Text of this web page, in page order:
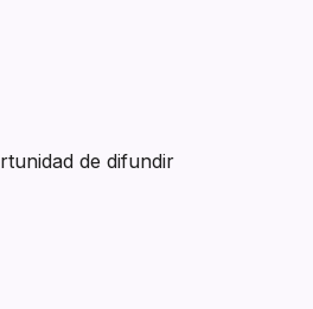
de difundir